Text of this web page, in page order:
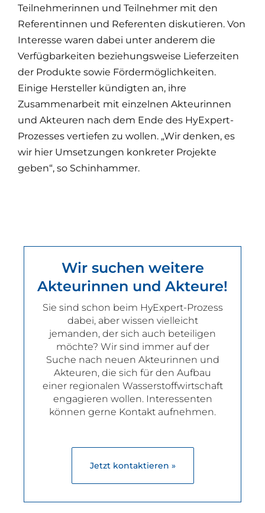
Teilnehmerinnen und Teilnehmer mit den
Referentinnen und Referenten diskutieren. Von
Interesse waren dabei unter anderem die
Verfügbarkeiten beziehungsweise Lieferzeiten
der Produkte sowie Fördermöglichkeiten.
Einige Hersteller kündigten an, ihre
Zusammenarbeit mit einzelnen Akteurinnen
und Akteuren nach dem Ende des HyExpert-
Prozesses vertiefen zu wollen. „Wir denken, es
wir hier Umsetzungen konkreter Projekte
geben“, so Schinhammer.
Wir suchen weitere
Akteurinnen und Akteure!
Sie sind schon beim HyExpert-Prozess
dabei, aber wissen vielleicht
jemanden, der sich auch beteiligen
möchte? Wir sind immer auf der
Suche nach neuen Akteurinnen und
Akteuren, die sich für den Aufbau
einer regionalen Wasserstoffwirtschaft
engagieren wollen. Interessenten
können gerne Kontakt aufnehmen.
Jetzt kontaktieren »